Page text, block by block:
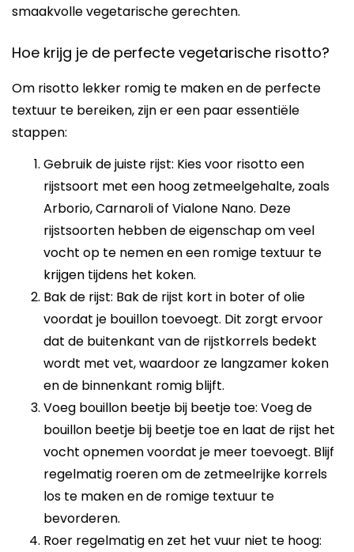
smaakvolle vegetarische gerechten.
Hoe krijg je de perfecte vegetarische risotto?
Om risotto lekker romig te maken en de perfecte
textuur te bereiken, zijn er een paar essentiële
stappen:
Gebruik de juiste rijst: Kies voor risotto een
rijstsoort met een hoog zetmeelgehalte, zoals
Arborio, Carnaroli of Vialone Nano. Deze
rijstsoorten hebben de eigenschap om veel
vocht op te nemen en een romige textuur te
krijgen tijdens het koken.
Bak de rijst: Bak de rijst kort in boter of olie
voordat je bouillon toevoegt. Dit zorgt ervoor
dat de buitenkant van de rijstkorrels bedekt
wordt met vet, waardoor ze langzamer koken
en de binnenkant romig blijft.
Voeg bouillon beetje bij beetje toe: Voeg de
bouillon beetje bij beetje toe en laat de rijst het
vocht opnemen voordat je meer toevoegt. Blijf
regelmatig roeren om de zetmeelrijke korrels
los te maken en de romige textuur te
bevorderen.
Roer regelmatig en zet het vuur niet te hoog: